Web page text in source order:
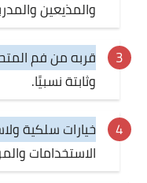
والمذيعين
قربه من فم
وثابتة نسبيًا.
خيارات سلكية
الاستخدامات